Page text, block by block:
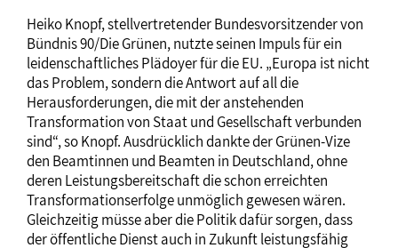
Heiko Knopf, stellvertretender Bundesvorsitzender von
Bündnis 90/Die Grünen, nutzte seinen Impuls für ein
leidenschaftliches Plädoyer für die EU. „Europa ist nicht
das Problem, sondern die Antwort auf all die
Herausforderungen, die mit der anstehenden
Transformation von Staat und Gesellschaft verbunden
sind“, so Knopf. Ausdrücklich dankte der Grünen-Vize
den Beamtinnen und Beamten in Deutschland, ohne
deren Leistungsbereitschaft die schon erreichten
Transformationserfolge unmöglich gewesen wären.
Gleichzeitig müsse aber die Politik dafür sorgen, dass
der öffentliche Dienst auch in Zukunft leistungsfähig